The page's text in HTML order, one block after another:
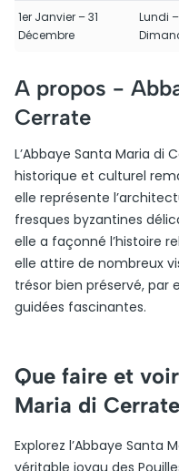
1er Janvier – 31
Décembre
Lundi –
A propos -
Cerrate
L’Abbaye Santa Maria di
historique et culturel
elle représente
fresques byzantines
elle a façonné l’histoire
elle attire de nombreux
trésor bien préservé, par
guidées fascinantes.
Que faire et
Maria di
Explorez l’Abbaye Santa
véritable joyau des